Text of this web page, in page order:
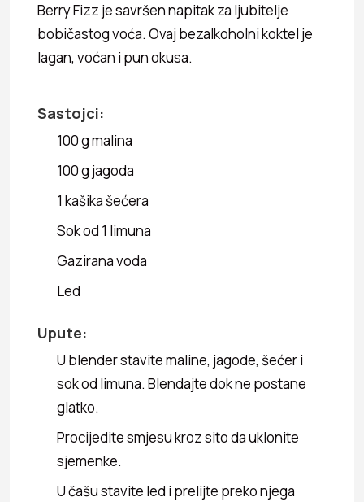
Berry Fizz je savršen napitak za ljubitelje
bobičastog voća. Ovaj bezalkoholni koktel je
lagan, voćan i pun okusa.
Sastojci:
100 g malina
100 g jagoda
1 kašika šećera
Sok od 1 limuna
Gazirana voda
Led
Upute:
U blender stavite maline, jagode, šećer i
sok od limuna. Blendajte dok ne postane
glatko.
Procijedite smjesu kroz sito da uklonite
sjemenke.
U čašu stavite led i prelijte preko njega